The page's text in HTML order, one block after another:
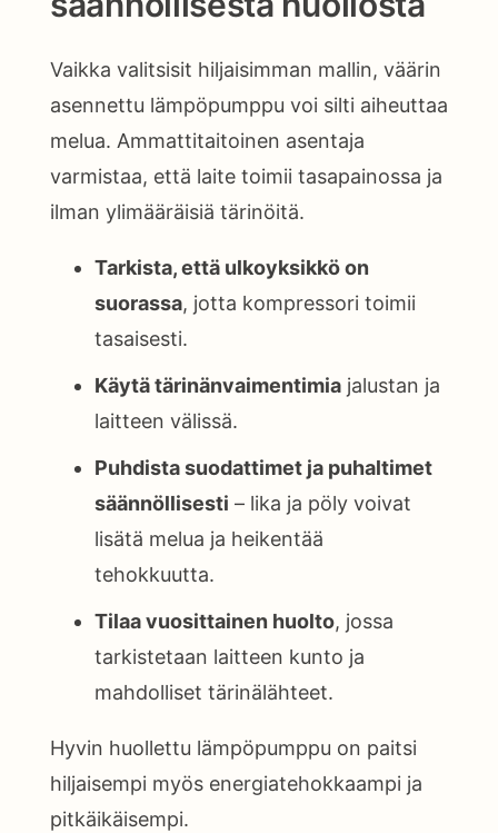
Vaikka valitsisit hiljaisimman mallin, väärin
asennettu lämpöpumppu voi silti aiheuttaa
melua. Ammattitaitoinen asentaja
varmistaa, että laite toimii tasapainossa ja
ilman ylimääräisiä tärinöitä.
Tarkista, että ulkoyksikkö on
suorassa, jotta kompressori toimii
tasaisesti.
Käytä tärinänvaimentimia jalustan ja
laitteen välissä.
Puhdista suodattimet ja puhaltimet
säännöllisesti – lika ja pöly voivat
lisätä melua ja heikentää
tehokkuutta.
Tilaa vuosittainen huolto, jossa
tarkistetaan laitteen kunto ja
mahdolliset tärinälähteet.
Hyvin huollettu lämpöpumppu on paitsi
hiljaisempi myös energiatehokkaampi ja
pitkäikäisempi.